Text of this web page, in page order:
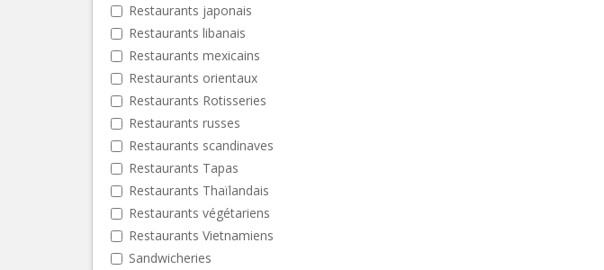
Restaurants japonais
Restaurants libanais
Restaurants mexicains
Restaurants orientaux
Restaurants Rotisseries
Restaurants russes
Restaurants scandinaves
Restaurants Tapas
Restaurants Thaïlandais
Restaurants végétariens
Restaurants Vietnamiens
Sandwicheries